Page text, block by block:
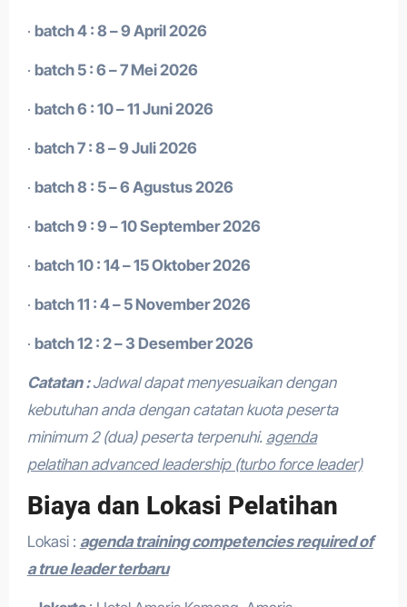
· batch 4 : 8 – 9 April 2026
· batch 5 : 6 – 7 Mei 2026
· batch 6 : 10 – 11 Juni 2026
· batch 7 : 8 – 9 Juli 2026
· batch 8 : 5 – 6 Agustus 2026
· batch 9 : 9 – 10 September 2026
· batch 10 : 14 – 15 Oktober 2026
· batch 11 : 4 – 5 November 2026
· batch 12 : 2 – 3 Desember 2026
Catatan :Jadwal dapat menyesuaikan dengan
kebutuhan anda dengan catatan kuota peserta
minimum 2 (dua) peserta terpenuhi. agenda
pelatihan advanced leadership (turbo force leader)
Biaya dan Lokasi Pelatihan
Lokasi : agenda training competencies required of
a true leader terbaru